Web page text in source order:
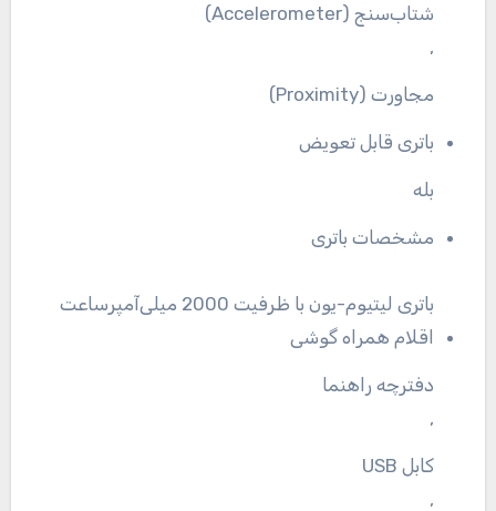
شتاب‌سنج (Accelerometer)
,
مجاورت (Proximity)
باتری قابل تعویض
بله
مشخصات باتری
باتری لیتیوم-یون با ظرفیت 2000 میلی‌آمپرساعت
اقلام همراه گوشی
دفترچه‌ راهنما
,
کابل USB
,